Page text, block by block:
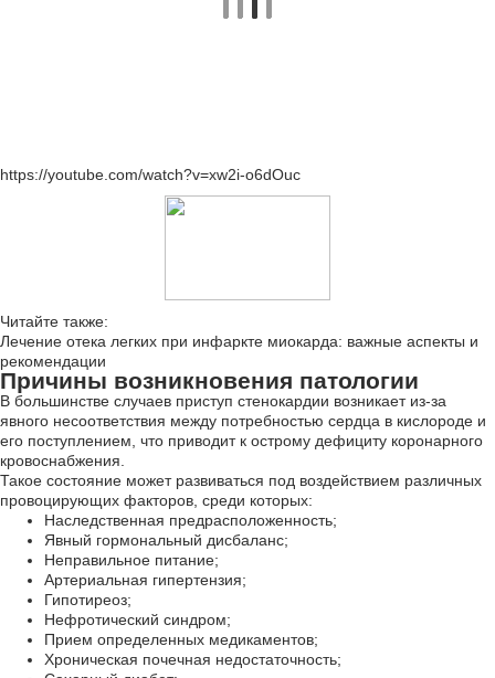
https://youtube.com/watch?v=xw2i-o6dOuc
Читайте также:
Лечение отека легких при инфаркте миокарда: важные аспекты и
рекомендации
Причины возникновения патологии
В большинстве случаев приступ стенокардии возникает из-за
явного несоответствия между потребностью сердца в кислороде и
его поступлением, что приводит к острому дефициту коронарного
кровоснабжения.
Такое состояние может развиваться под воздействием различных
провоцирующих факторов, среди которых:
Наследственная предрасположенность;
Явный гормональный дисбаланс;
Неправильное питание;
Артериальная гипертензия;
Гипотиреоз;
Нефротический синдром;
Прием определенных медикаментов;
Хроническая почечная недостаточность;